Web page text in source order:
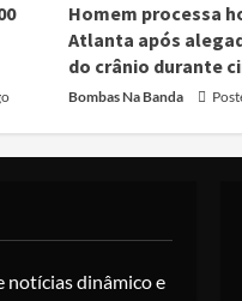
Homem processa
Atlanta após
do crânio durante
Bombas Na Banda
notícias dinâmico e